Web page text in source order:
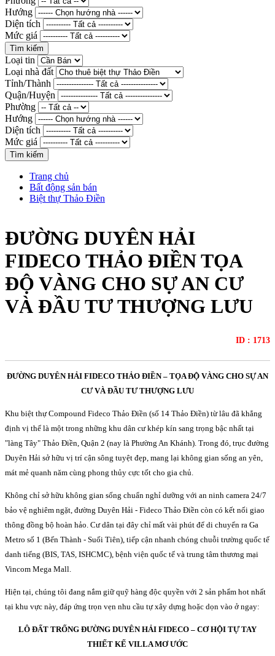
Hướng
Diện tích
Mức giá
Loại tin
Loại nhà đất
Tỉnh/Thành
Quận/Huyện
Phường
Hướng
Diện tích
Mức giá
Trang chủ
Bất động sản bán
Biệt thự Thảo Điền
ĐƯỜNG DUYÊN HẢI
FIDECO THẢO ĐIỀN TỌA
ĐỘ VÀNG CHO SỰ AN CƯ
VÀ ĐẦU TƯ THƯỢNG LƯU
ID : 1713
ĐƯỜNG DUYÊN HẢI FIDECO THẢO ĐIỀN – TỌA ĐỘ VÀNG CHO SỰ AN
CƯ VÀ ĐẦU TƯ THƯỢNG LƯU
Khu biệt thự Compound Fideco Thảo Điền (số 14 Thảo Điền) từ lâu đã khẳng
định vị thế là một trong những khu dân cư khép kín sang trọng bậc nhất tại
"làng Tây" Thảo Điền, Quận 2 (nay là Phường An Khánh). Trong đó, trục đường
Duyên Hải sở hữu vị trí cận sông tuyệt đẹp, mang lại không gian sống an yên,
mát mẻ quanh năm cùng phong thủy cực tốt cho gia chủ.
Không chỉ sở hữu không gian sống chuẩn nghỉ dưỡng với an ninh camera 24/7
bảo vệ nghiêm ngặt, đường Duyên Hải - Fideco Thảo Điền còn có kết nối giao
thông đồng bộ hoàn hảo. Cư dân tại đây chỉ mất vài phút để di chuyển ra Ga
Metro số 1 (Bến Thành - Suối Tiên), tiếp cận nhanh chóng chuỗi trường quốc tế
danh tiếng (BIS, TAS, ISHCMC), bệnh viện quốc tế và trung tâm thương mại
Vincom Mega Mall.
Hiện tại, chúng tôi đang nắm giữ quỹ hàng độc quyền với 2 sản phẩm hot nhất
tại khu vực này, đáp ứng trọn vẹn nhu cầu tự xây dựng hoặc dọn vào ở ngay:
LÔ ĐẤT TRỐNG ĐƯỜNG DUYÊN HẢI FIDECO – CƠ HỘI TỰ TAY
THIẾT KẾ VILLA MƠ ƯỚC